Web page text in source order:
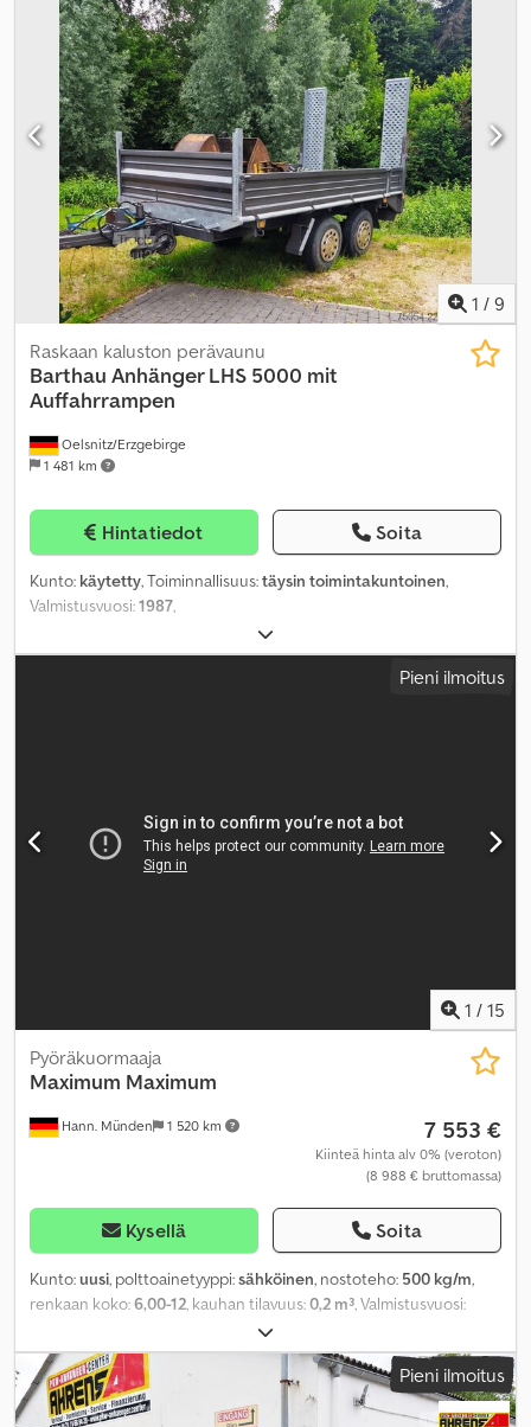
1 / 9
Oelsnitz/Erzgebirge
1 481 km
Raskaan kaluston perävaunu
Barthau Anhänger LHS 5000 mit
Auffahrrampen
Hintatiedot Soita
Kunto: käytetty, Toiminnallisuus:täysin toimintakuntoinen,
Valmistusvuosi:1987,
Pieni ilmoitus
1 / 15
Hann. Münden 1 520 km
Pyöräkuormaaja
Maximum Maximum
7 553 €
Kiinteä hinta alv 0% (veroton)
(8 988 € bruttomassa)
Kysellä Soita
Kunto:uusi, polttoainetyyppi:sähköinen, nostoteho: 500 kg/m,
renkaan koko:6,00-12, kauhan tilavuus:0,2 m³, Valmistusvuosi:
hytti, neliveto, perävaunukytkin
Pieni ilmoitus